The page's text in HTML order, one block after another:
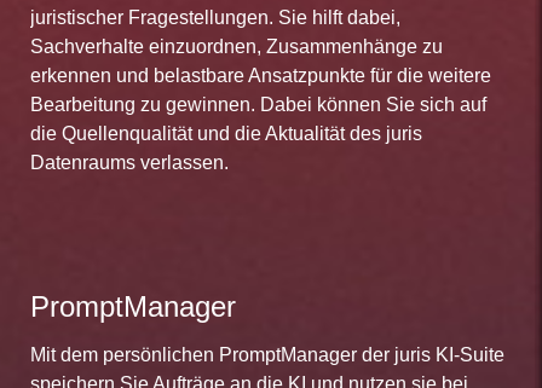
juristischer Fragestellungen. Sie hilft dabei,
Sachverhalte einzuordnen, Zusammenhänge zu
erkennen und belastbare Ansatzpunkte für die weitere
Bearbeitung zu gewinnen. Dabei können Sie sich auf
die Quellenqualität und die Aktualität des juris
Datenraums verlassen.
PromptManager
Mit dem persönlichen PromptManager der juris KI-Suite
speichern Sie Aufträge an die KI und nutzen sie bei